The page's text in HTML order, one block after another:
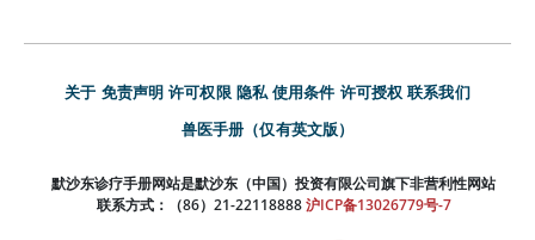
关于 免责声明 许可权限 隐私 使用条件 许可授权 联系我们
兽医手册（仅有英文版）
默沙东诊疗手册网站是默沙东（中国）投资有限公司旗下非营利性网站
联系方式：（86）21-22118888 沪ICP备13026779号-7